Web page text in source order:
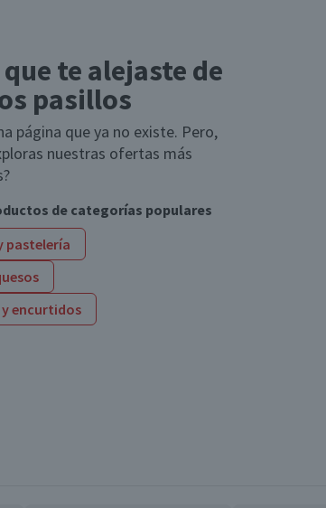
que te alejaste de
pasillos
página que ya no existe. Pero,
nuestras ofertas más
de categorías populares
pastelería
encurtidos